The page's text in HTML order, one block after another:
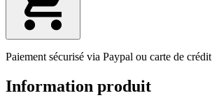
Paiement sécurisé via Paypal ou carte de crédit
Information produit